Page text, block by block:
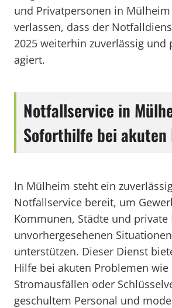
und Privatpersonen in
verlassen, dass der
2025 weiterhin zuverlässig und
agiert.
Notfallservice in
Soforthilfe bei akuten
In Mülheim steht ein
Notfallservice bereit, um
Kommunen, Städte und private
unvorhergesehenen
unterstützen. Dieser Dienst
Hilfe bei akuten Problemen wie
Stromausfällen oder
geschultem Personal und